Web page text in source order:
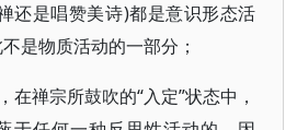
还是唱赞美诗)都是意识形态活
是物质活动的一部分；
在禅宗所鼓吹的“入定”状态中，